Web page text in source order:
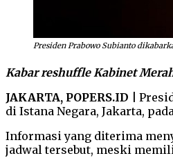
Presiden Prabowo Subianto
Kabar reshuffle Kabinet
JAKARTA, POPERS.ID |
di Istana Negara, Jakarta,
Informasi yang diterima
jadwal tersebut, meski